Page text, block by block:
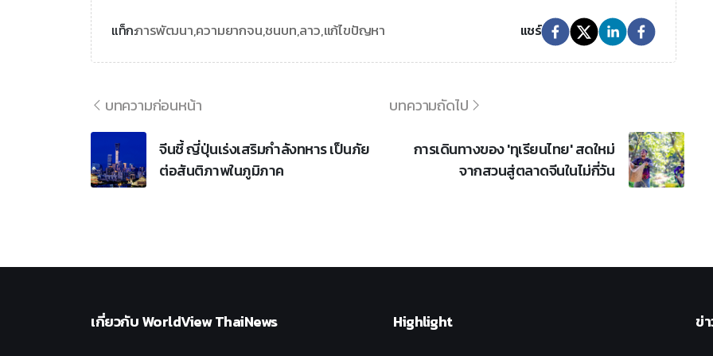
แท็ก:การพัฒนา,ความยากจน,ชนบท,ลาว,แก้ไขปัญหา แชร์
บทความก่อนหน้า
จีนชี้ ญี่ปุ่นเร่งเสริมกำลังทหาร เป็นภัย
ต่อสันติภาพในภูมิภาค
บทความถัดไป
การเดินทางของ 'ทุเรียนไทย' สดใหม่
จากสวนสู่ตลาดจีนในไม่กี่วัน
เกี่ยวกับWorldView ThaiNews Highlight ข่